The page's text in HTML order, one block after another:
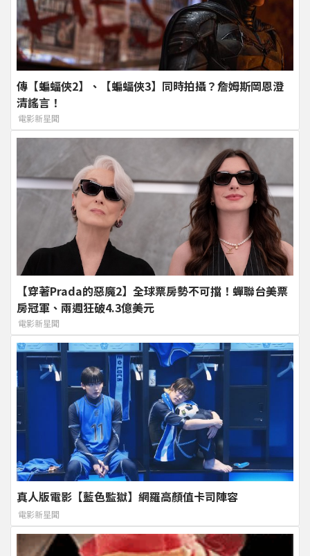
傳【蝙蝠俠2】、【蝙蝠俠3】同時拍攝？詹姆斯岡恩澄
清謠言！
電影新星聞
【穿著Prada的惡魔2】全球票房勢不可擋！蟬聯台美票
房冠軍、兩週狂破4.3億美元
電影新星聞
真人版電影【藍色監獄】網羅高顏值卡司陣容
電影新星聞